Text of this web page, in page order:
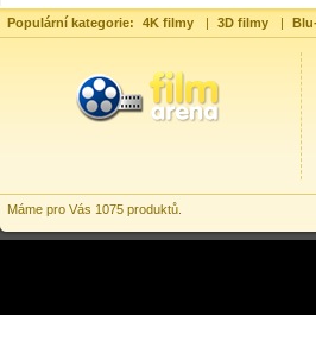
Populární kategorie: 4K filmy | 3D filmy |
Máme pro Vás 1075 produktů.